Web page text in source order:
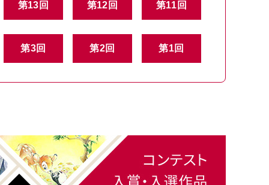
第13回 第12回 第11回
第3回 第2回 第1回